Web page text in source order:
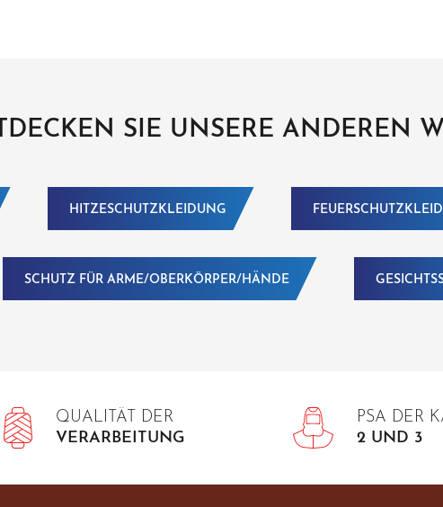
SIE UNSERE ANDEREN
HITZESCHUTZKLEIDUNG
SCHUTZ FÜR ARME/OBERKÖRPER/HÄNDE
QUALITÄT DER
VERARBEITUNG
PSA DER
2 UND 3